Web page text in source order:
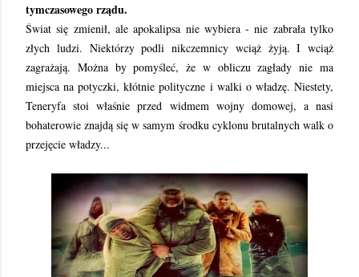
tymczasowego rządu.
Świat się zmienił, ale apokalipsa nie wybiera - nie zabrała tylko
złych ludzi. Niektórzy podli nikczemnicy wciąż żyją. I wciąż
zagrażają. Można by pomyśleć, że w obliczu zagłady nie ma
miejsca na potyczki, kłótnie polityczne i walki o władzę. Niestety,
Teneryfa stoi właśnie przed widmem wojny domowej, a nasi
bohaterowie znajdą się w samym środku cyklonu brutalnych walk o
przejęcie władzy...